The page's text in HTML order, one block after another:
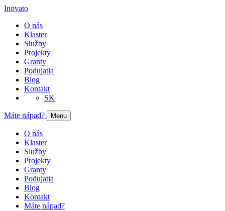
Inovato
O nás
Klaster
Služby
Projekty
Granty
Podujatia
Blog
Kontakt
SK
Máte nápad? Menu
O nás
Klaster
Služby
Projekty
Granty
Podujatia
Blog
Kontakt
Máte nápad?